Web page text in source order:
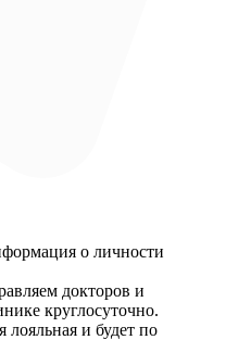
о личности
докторов и
круглосуточно.
и будет по